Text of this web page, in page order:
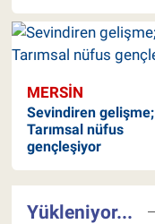
MERSIN
Sevindiren gelişme;
Tarımsal nüfus
gençleşiyor
Yükleniyor...